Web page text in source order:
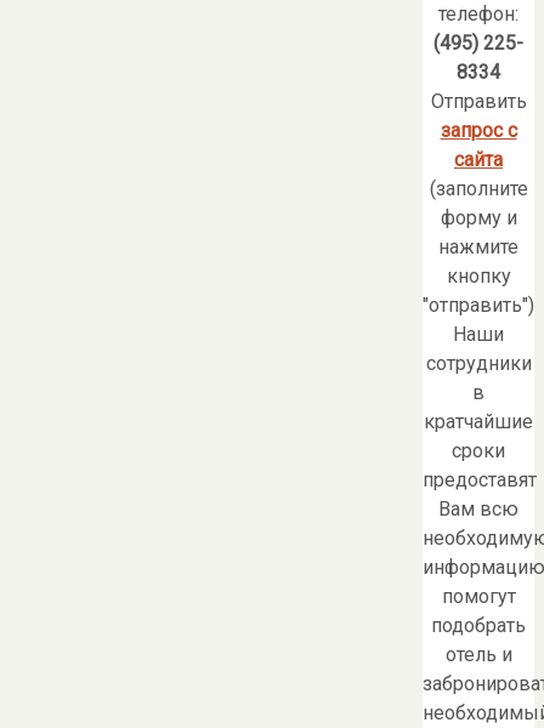
телефон:
(495) 225-
8334
Отправить
запрос с
сайта
(заполните
форму и
нажмите
кнопку
"отправить")
Наши
сотрудники
в
кратчайшие
сроки
предоставят
Вам всю
помогут
подобрать
отель и